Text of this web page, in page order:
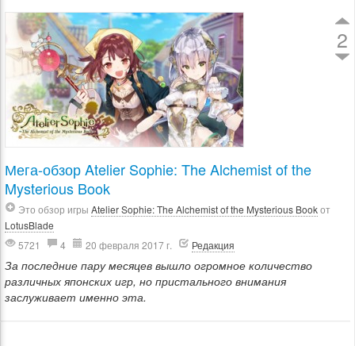
2
Мега-обзор Atelier Sophie: The Alchemist of the
Mysterious Book
Это обзор игры Atelier Sophie: The Alchemist of the Mysterious Bookот
LotusBlade
5721
4 20 февраля 2017 г. Редакция
За последние пару месяцев вышло огромное количество
различных японских игр, но пристального внимания
заслуживает именно эта.